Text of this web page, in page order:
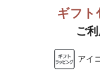
ギフト
ご
アイ